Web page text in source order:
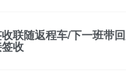
联随返程车/下一班带
收